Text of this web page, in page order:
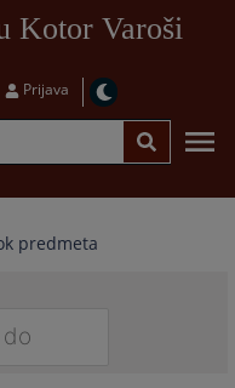
Kotor Varoši
Prijava
predmeta